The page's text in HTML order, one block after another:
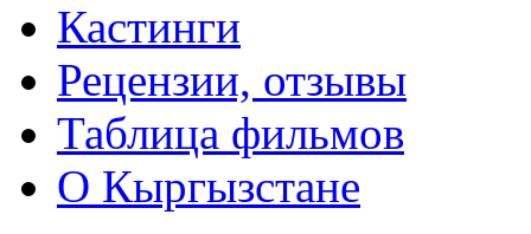
Кастинги
Рецензии, отзывы
Таблица фильмов
О Кыргызстане